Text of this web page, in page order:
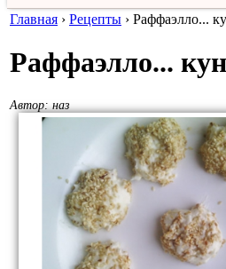
Главная › Рецепты › Раффаэлло...
Раффаэлло...
Автор: наз